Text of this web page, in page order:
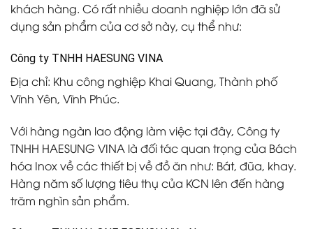
khách hàng. Có rất nhiều doanh nghiệp lớn đã sử
dụng sản phẩm của cơ sở này, cụ thể như:
Công ty TNHH HAESUNG VINA
Địa chỉ: Khu công nghiệp Khai Quang, Thành phố
Vĩnh Yên, Vĩnh Phúc.
Với hàng ngàn lao động làm việc tại đây, Công ty
TNHH HAESUNG VINA là đối tác quan trọng của Bách
hóa Inox về các thiết bị về đồ ăn như: Bát, đũa, khay.
Hàng năm số lượng tiêu thụ của KCN lên đến hàng
trăm nghìn sản phẩm.